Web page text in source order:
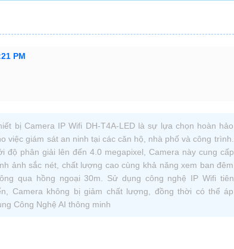
PM
bị Camera IP Wifi DH-T4A-LED là sự lựa chọn hoàn hảo
việc giám sát an ninh tại các căn hộ, nhà phố và công trình.
độ phân giải lên đến 4.0 megapixel, Camera này cung cấp
ảnh sắc nét, chất lượng cao cùng khả năng xem ban đêm
qua hồng ngoại 30m. Sử dụng công nghệ IP Wifi tiên
Camera không bị giảm chất lượng, đồng thời có thể áp
Công Nghệ AI thông minh